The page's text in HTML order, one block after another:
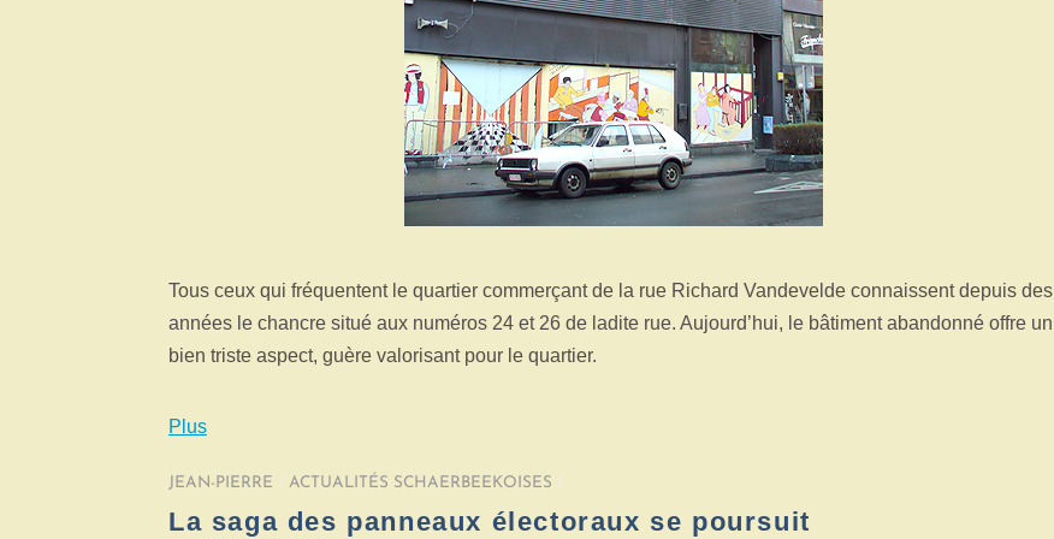
Tous ceux qui fréquentent le quartier commerçant de la rue Richard Vandevelde connaissent depuis des
années le chancre situé aux numéros 24 et 26 de ladite rue. Aujourd’hui, le bâtiment abandonné offre un
bien triste aspect, guère valorisant pour le quartier.
Plus
JEAN-PIERRE / ACTUALITÉS SCHAERBEEKOISES /
La saga des panneaux électoraux se poursuit